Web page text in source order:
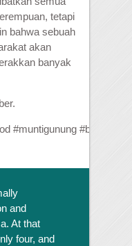
tetapi
bahwa sebuah
akan
banyak
#muntigunung #bali
and
At that
four, and